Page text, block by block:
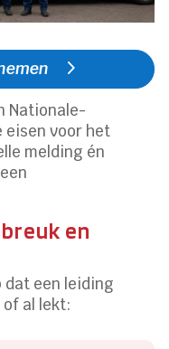
Nationale-
eisen voor het
melding én
en
dat een leiding
al lekt: